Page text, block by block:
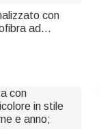
con
ad
di